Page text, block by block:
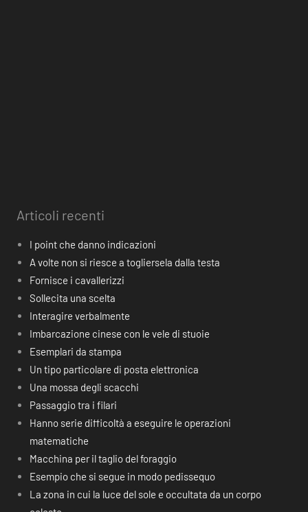
Articoli recenti
I point che danno indicazioni
A volte non si riesce a togliersela dalla testa
Fornisce i cavallerizzi
Sollecita una scelta
Interagire verbalmente
Imbarcazione cinese con le vele di stuoie
Esemplari da stampa
Un tipo particolare di posta elettronica
Una mossa degli scacchi
Passaggio tra i filari
Hanno serie difficoltà a eseguire le operazioni
matematiche
Macchina per il taglio del foraggio
Esempio che si segue in modo pedissequo
La zona in cui la luce del sole e occultata da un corpo